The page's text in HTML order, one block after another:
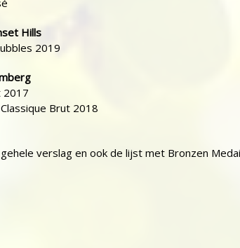
Hills
2019
2017
Brut 2018
verslag en ook de lijst met Bronzen